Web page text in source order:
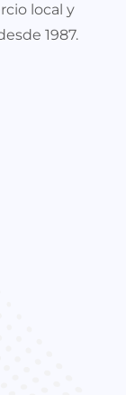
local y
1987.